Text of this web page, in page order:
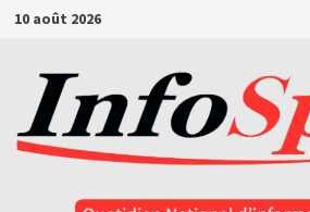
Passer
contenu
10 août 2026